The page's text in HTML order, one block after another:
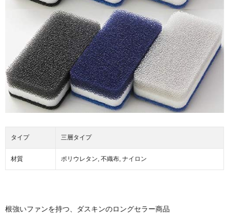
タイプ 三層タイプ
材質 ポリウレタン, 不織布, ナイロン
根強いファンを持つ、ダスキンのロングセラー商品